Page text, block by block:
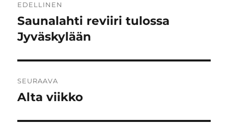
selaus
EDELLINEN
Edellinen
artikkeli:
Saunalahti reviiri tulossa
Jyväskylään
SEURAAVA
Seuraava
Alta viikko